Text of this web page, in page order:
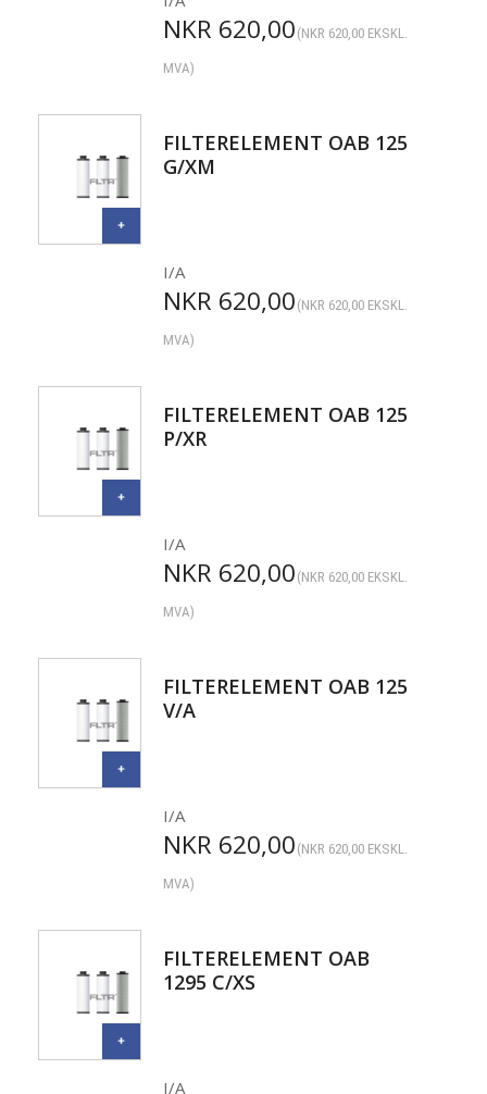
NKR 620,00 (NKR 620,00EKSKL.
MVA)
FILTERELEMENT OAB 125
G/XM
I/A
NKR 620,00 (NKR 620,00EKSKL.
MVA)
FILTERELEMENT OAB 125
P/XR
I/A
NKR 620,00 (NKR 620,00EKSKL.
MVA)
FILTERELEMENT OAB 125
V/A
I/A
NKR 620,00 (NKR 620,00EKSKL.
MVA)
FILTERELEMENT OAB
1295 C/XS
I/A